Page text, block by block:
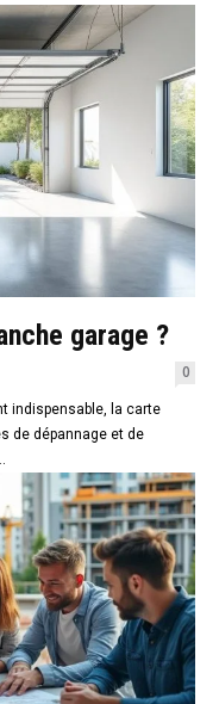
garage ?
0
indispensable, la carte
de dépannage et de